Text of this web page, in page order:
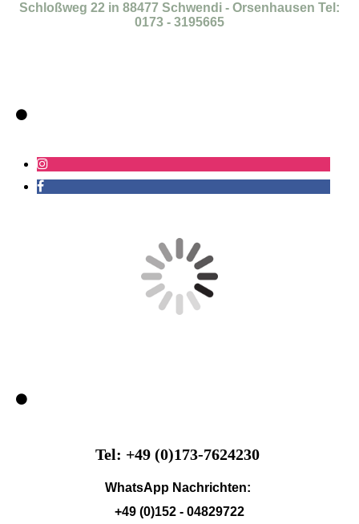
Schloßweg 22 in 88477 Schwendi - Orsenhausen Tel:
0173 - 3195665
Tel: +49 (0)173-7624230
WhatsApp Nachrichten:
+49 (0)152 - 04829722